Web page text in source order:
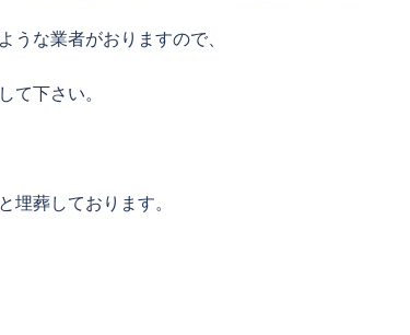
うな業者がおりますので、
て下さい。
埋葬しております。